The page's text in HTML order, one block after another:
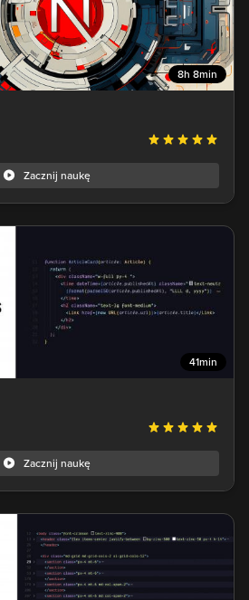
8h 8min
Zacznij naukę
41min
Zacznij naukę